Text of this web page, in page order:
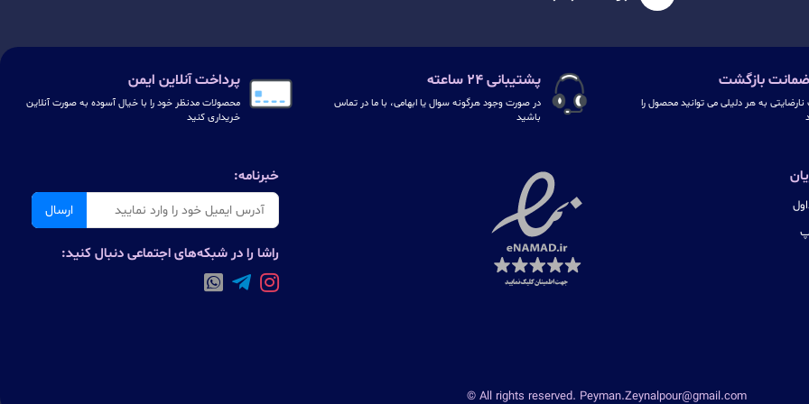
به هر دلیلی می توانید محصول را
پشتیبانی ۲۴ ساعته
در صورت وجود هرگونه سوال یا ابهامی، با ما در تماس
باشید
پرداخت آنلاین ایمن
محصولات مدنظر خود را با خیال آسوده به صورت آنلاین
خریداری کنید
خبرنامه:
ارسال
راشا را در شبکه‌های اجتماعی دنبال کنید:
© All rights reserved. Peyman.Zeynalpour@gmail.com